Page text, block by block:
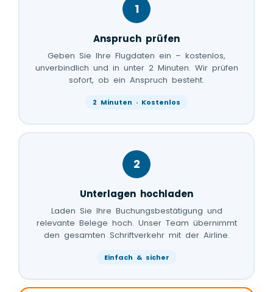
1
Anspruch prüfen
Geben Sie Ihre Flugdaten ein – kostenlos,
unverbindlich und in unter 2 Minuten. Wir prüfen
sofort, ob ein Anspruch besteht.
2 Minuten · Kostenlos
2
Unterlagen hochladen
Laden Sie Ihre Buchungsbestätigung und
relevante Belege hoch. Unser Team übernimmt
den gesamten Schriftverkehr mit der Airline.
Einfach & sicher